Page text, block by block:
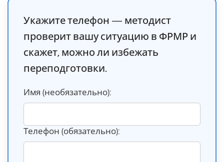
Укажите телефон — методист
проверит вашу ситуацию в ФРМР и
скажет, можно ли избежать
переподготовки.
Имя (необязательно):
Телефон (обязательно):